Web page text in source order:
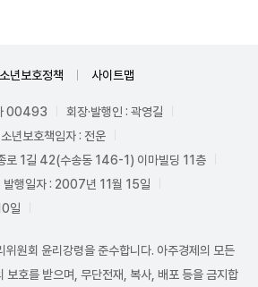
년보호정책 사이트맵
00493
회장·발행인 : 곽영길
년보호책임자 : 전운
로 1길 42(수송동 146-1) 이마빌딩 11층
발행일자 : 2007년 11월 15일
일
위원회 윤리강령을 준수합니다. 아주경제의 모든
보호를 받으며, 무단전재, 복사, 배포 등을 금지합